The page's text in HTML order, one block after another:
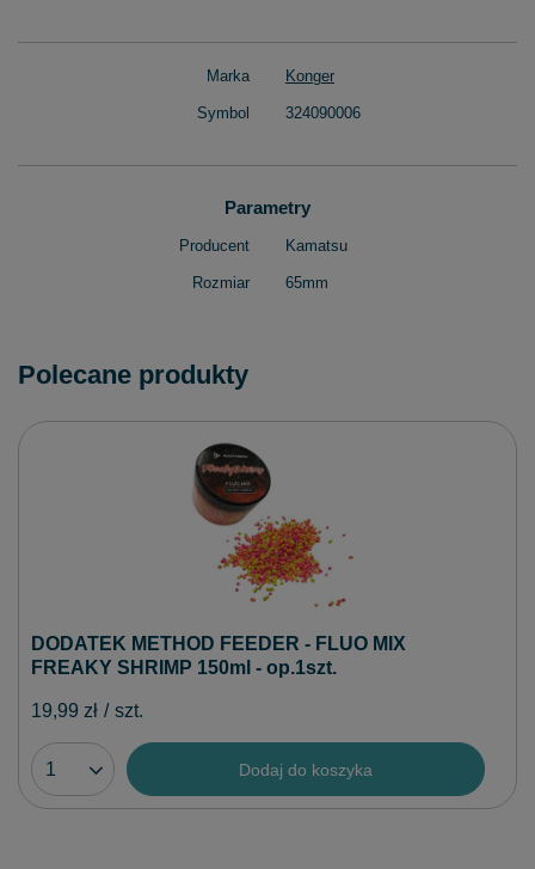
Marka Konger
Symbol 324090006
Parametry
Producent Kamatsu
Rozmiar 65mm
Polecane produkty
DODATEK METHOD FEEDER - FLUO MIX
FREAKY SHRIMP 150ml - op.1szt.
19,99 zł / szt.
Dodaj do koszyka